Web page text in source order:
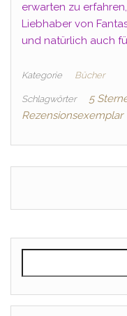
erwarten zu
Liebhaber von
und natürlich auch
Kategorie Bücher
Schlagwörter 5
Rezensionsexemplar